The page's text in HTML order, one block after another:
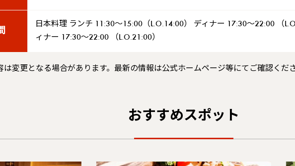
日本料理 ランチ 11:30～15:00（L.O.14:00） ディナー 17:30～22:00 （
ィナー 17:30～22:00 （L.O.21:00）
は変更となる場合があります。最新の情報は公式ホームページ等にてご確認くだ
おすすめスポット